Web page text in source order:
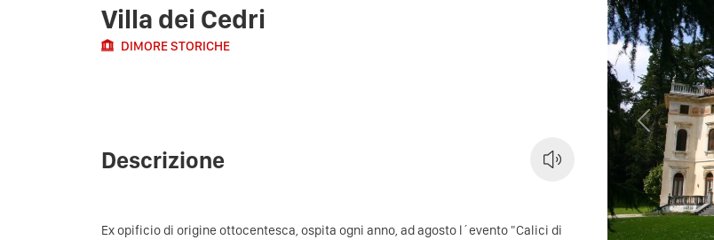
Villa dei Cedri
DIMORE STORICHE
Descrizione
Ex opificio di origine ottocentesca, ospita ogni anno, ad agosto l´evento "Calici di
Previous